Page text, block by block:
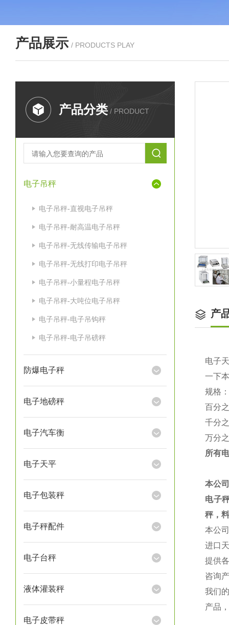
产品展示 / PRODUCTS PLAY
产品分类 / PRODUCT
电子吊秤
电子吊秤-直视电子吊秤
电子吊秤-耐高温电子吊秤
电子吊秤-无线传输电子吊秤
电子吊秤-无线打印电子吊秤
电子吊秤-小量程电子吊秤
电子吊秤-大吨位电子吊秤
电子吊秤-电子吊钩秤
电子吊秤-电子吊磅秤
防爆电子秤
电子地磅秤
电子汽车衡
电子天平
电子包装秤
电子秤配件
电子台秤
液体灌装秤
电子皮带秤
产
电子
一下
规格
百分
千分
万分
所有
本公
电子
秤，
本公
进口
提供
咨询
我们
产品